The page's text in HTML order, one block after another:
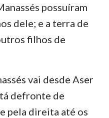
possuíram
dele; e a terra de
filhos de
vai desde Aser
defronte de
pela direita até os